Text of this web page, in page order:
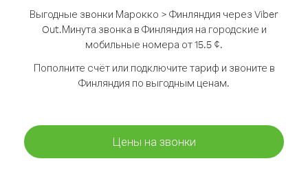
Выгодные звонки Марокко > Финляндия через Viber
Out.Минута звонка в Финляндия на городские и
мобильные номера от 15.5 ¢.
Пополните счёт или подключите тариф и звоните в
Финляндия по выгодным ценам.
Цены на звонки